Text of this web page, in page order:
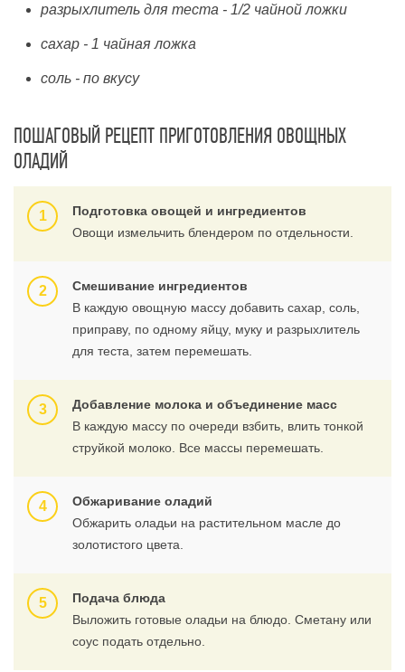
разрыхлитель для теста - 1/2 чайной ложки
сахар - 1 чайная ложка
соль - по вкусу
ПОШАГОВЫЙ РЕЦЕПТ ПРИГОТОВЛЕНИЯ ОВОЩНЫХ
ОЛАДИЙ
Подготовка овощей и ингредиентов
Овощи измельчить блендером по отдельности.
Смешивание ингредиентов
В каждую овощную массу добавить сахар, соль,
приправу, по одному яйцу, муку и разрыхлитель
для теста, затем перемешать.
Добавление молока и объединение масс
В каждую массу по очереди взбить, влить тонкой
струйкой молоко. Все массы перемешать.
Обжаривание оладий
Обжарить оладьи на растительном масле до
золотистого цвета.
Подача блюда
Выложить готовые оладьи на блюдо. Сметану или
соус подать отдельно.